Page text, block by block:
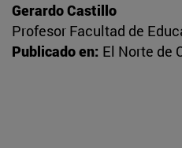
Gerardo Castillo
Profesor Facultad de
Publicado en: El Norte de